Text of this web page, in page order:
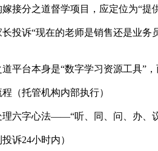
接分之道督学项目，应定位为“提
投诉“现在的老师是销售还是业
平台本身是“数字学习资源工具”
（托管机构内部执行）
六字心法——“听、同、问、办、
诉24小时内）